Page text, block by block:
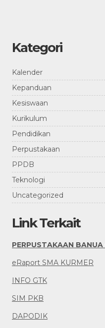
Kategori
Kalender
Kepanduan
Kesiswaan
Kurikulum
Pendidikan
Perpustakaan
PPDB
Teknologi
Uncategorized
Link Terkait
PERPUSTAKAAN BANUA
eRaport SMA KURMER
INFO GTK
SIM PKB
DAPODIK